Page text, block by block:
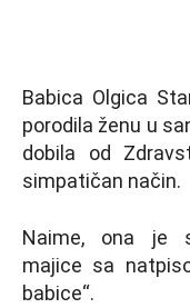
Babica Olgica
porodila ženu u
dobila od
simpatičan način.
Naime, ona je
majice sa
babice“.